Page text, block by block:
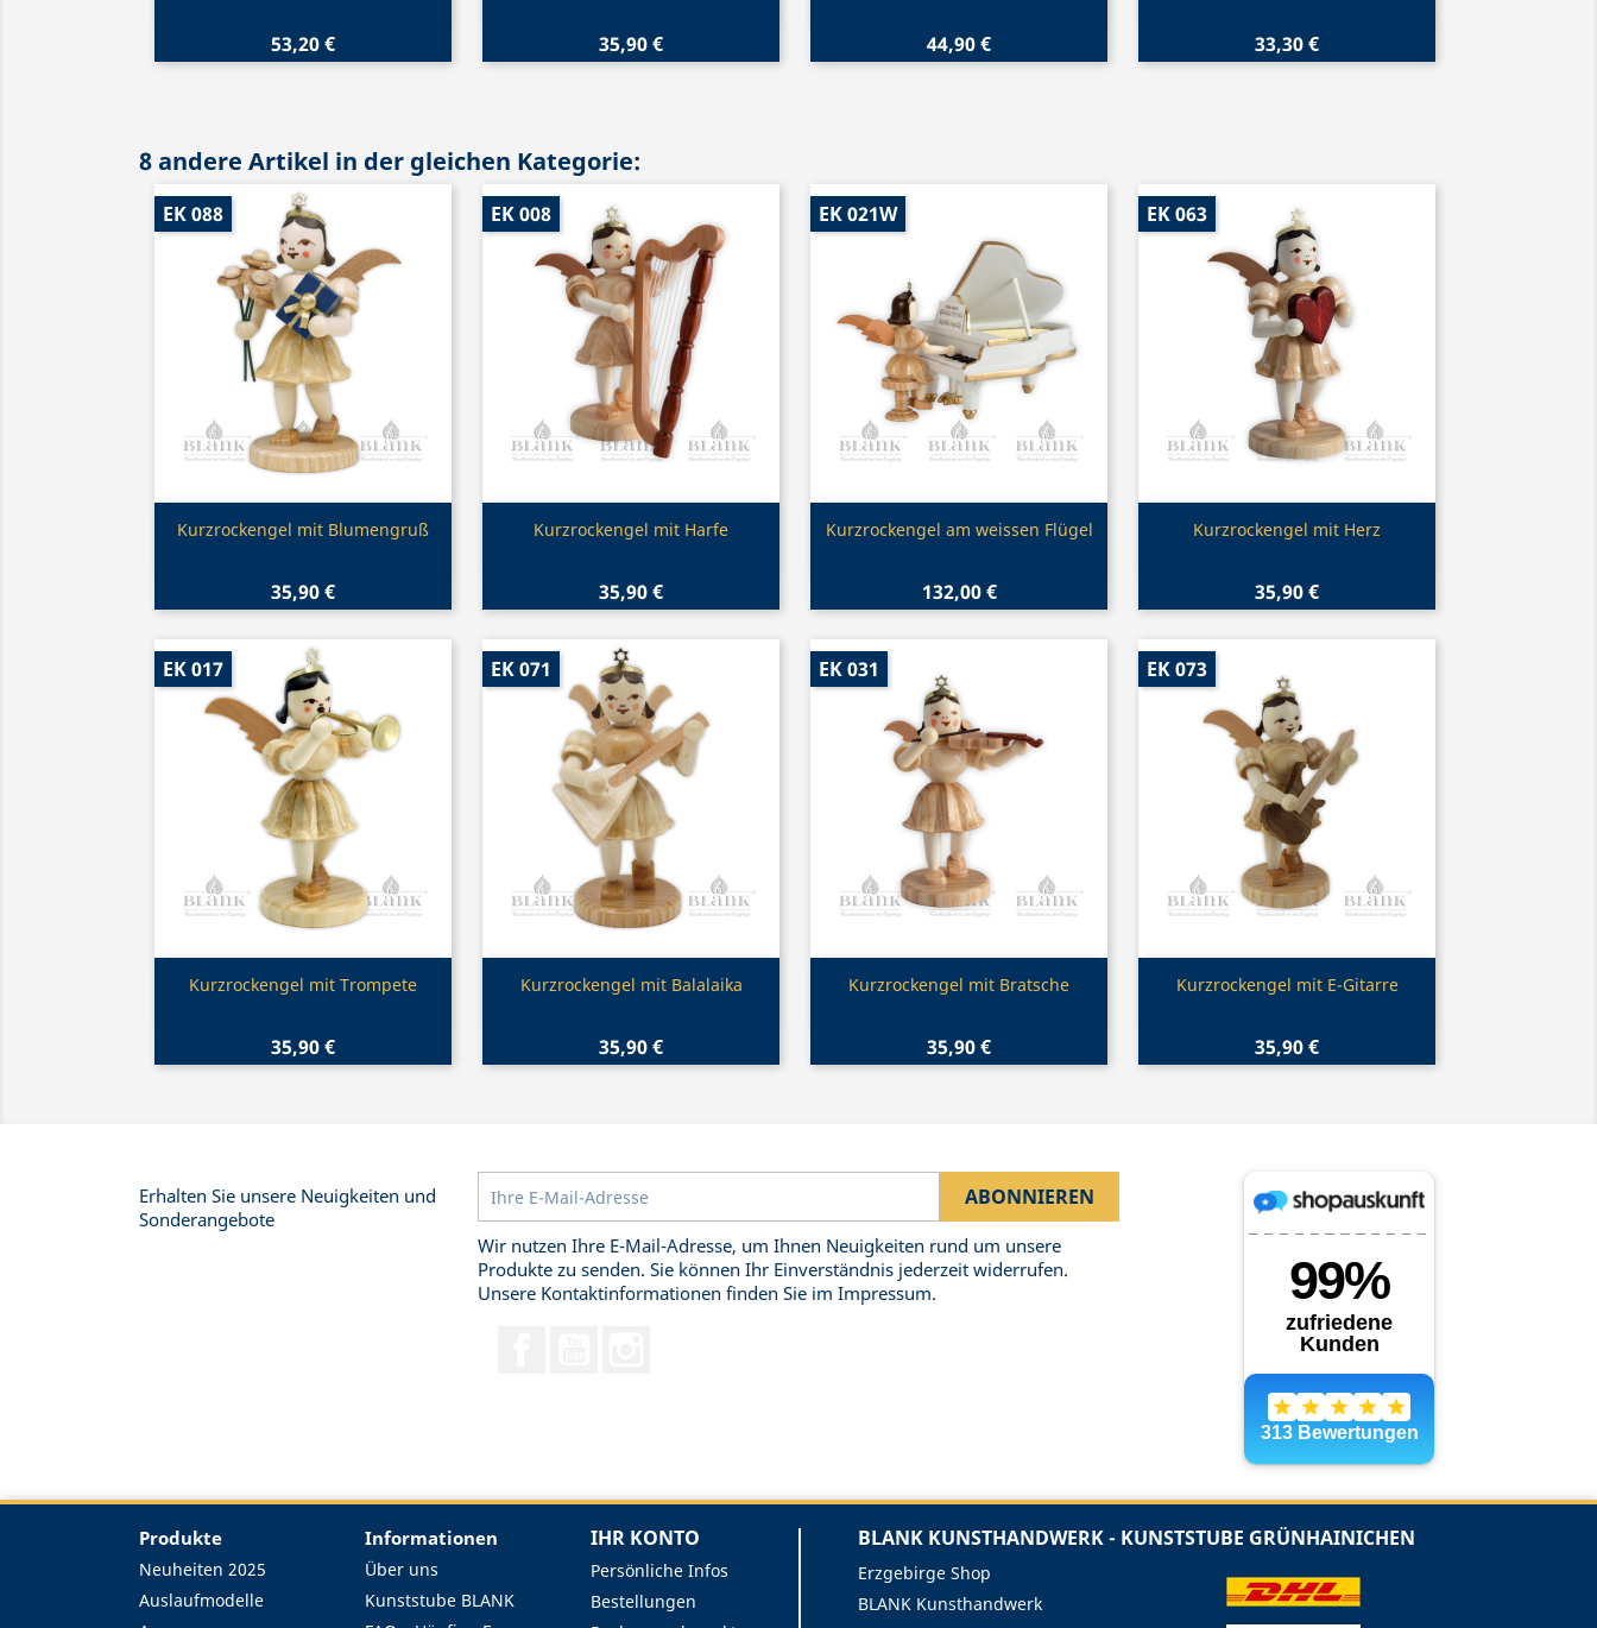
53,20 € 35,90 € 44,90 € 33,30 €
8 andere Artikel in der gleichen Kategorie:
Vorschau
Kurzrockengel mit Blumengruß
35,90 €
EK 088
Vorschau
Kurzrockengel mit Harfe
35,90 €
EK 008
Vorschau
Kurzrockengel am weissen Flügel
132,00 €
EK 021W
Vorschau
Kurzrockengel mit Herz
35,90 €
EK 063
Vorschau
Kurzrockengel mit Trompete
35,90 €
EK 017
Vorschau
Kurzrockengel mit Balalaika
35,90 €
EK 071
Vorschau
Kurzrockengel mit Bratsche
35,90 €
EK 031
Vorschau
Kurzrockengel mit E-Gitarre
35,90 €
EK 073
Erhalten Sie unsere Neuigkeiten und
Sonderangebote
Wir nutzen Ihre E-Mail-Adresse, um Ihnen Neuigkeiten rund um unsere
Produkte zu senden. Sie können Ihr Einverständnis jederzeit widerrufen.
Unsere Kontaktinformationen finden Sie im Impressum.
Produkte
Neuheiten 2025
Auslaufmodelle
Informationen
Über uns
Kunststube BLANK
IHR KONTO
Persönliche Infos
Bestellungen
BLANK KUNSTHANDWERK - KUNSTSTUBE GRÜNHAINICHEN
Erzgebirge Shop
BLANK Kunsthandwerk